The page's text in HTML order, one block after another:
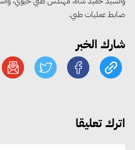
ضابط عمليات طبي.
شارك الخبر
اترك تعليقا
المدرسة.. الخير في
مصر والبرازيل